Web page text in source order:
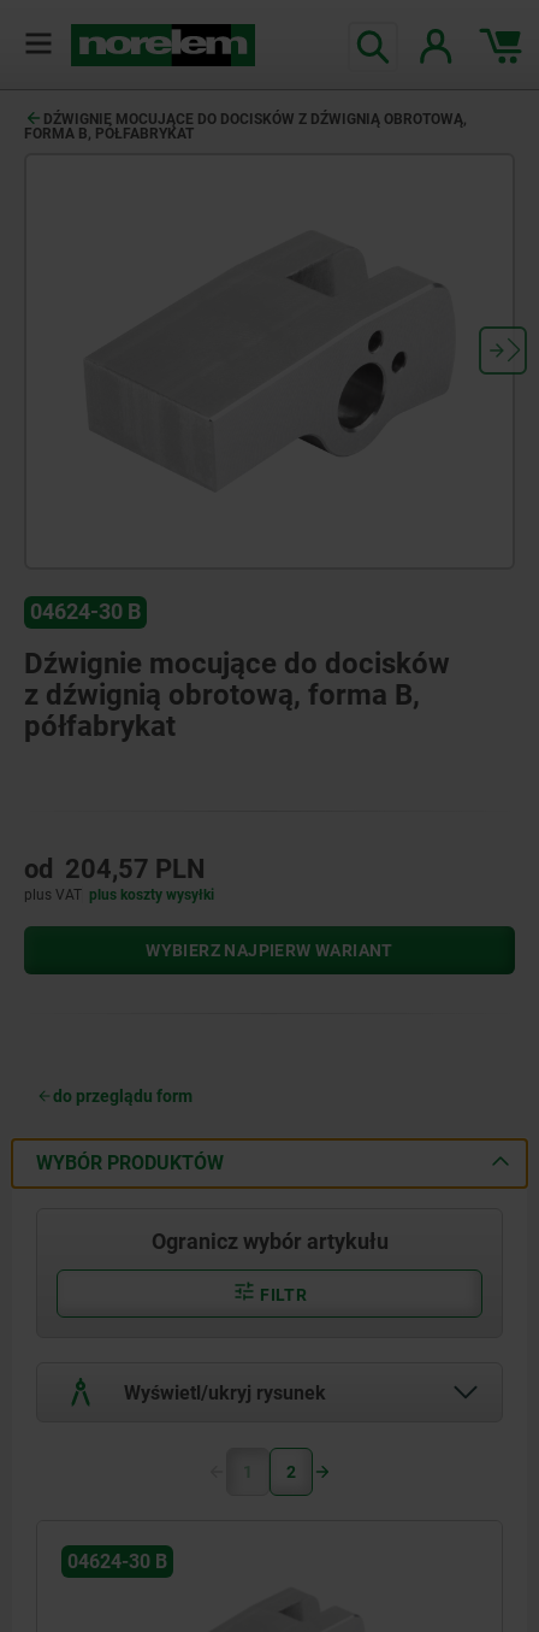
DŹWIGNIE MOCUJĄCE DO DOCISKÓW Z DŹWIGNIĄ OBROTOWĄ,
FORMA B, PÓŁFABRYKAT
04624-30 B
Dźwignie mocujące do docisków
z dźwignią obrotową, forma B,
półfabrykat
od 204,57 PLN
plus VAT plus koszty wysyłki
WYBIERZ NAJPIERW WARIANT
do przeglądu form
WYBÓR PRODUKTÓW
Ogranicz wybór artykułu
FILTR
Wyświetl/ukryj rysunek
1 2
04624-30 B